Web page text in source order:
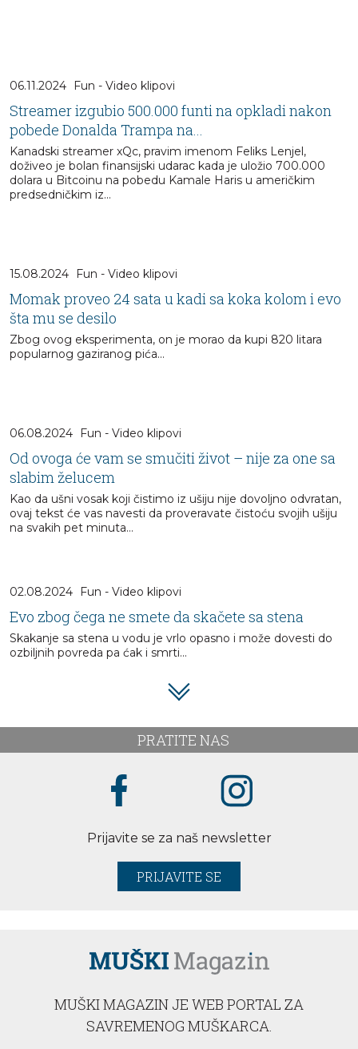
06.11.2024 Fun - Video klipovi
Streamer izgubio 500.000 funti na opkladi nakon
pobede Donalda Trampa na...
Kanadski streamer xQc, pravim imenom Feliks Lenjel,
doživeo je bolan finansijski udarac kada je uložio 700.000
dolara u Bitcoinu na pobedu Kamale Haris u američkim
predsedničkim iz...
15.08.2024 Fun - Video klipovi
Momak proveo 24 sata u kadi sa koka kolom i evo
šta mu se desilo
Zbog ovog eksperimenta, on je morao da kupi 820 litara
popularnog gaziranog pića...
06.08.2024 Fun - Video klipovi
Od ovoga će vam se smučiti život – nije za one sa
slabim želucem
Kao da ušni vosak koji čistimo iz ušiju nije dovoljno odvratan,
ovaj tekst će vas navesti da proveravate čistoću svojih ušiju
na svakih pet minuta…
02.08.2024 Fun - Video klipovi
Evo zbog čega ne smete da skačete sa stena
Skakanje sa stena u vodu je vrlo opasno i može dovesti do
ozbiljnih povreda pa ćak i smrti...
PRATITE NAS
Prijavite se za naš newsletter
PRIJAVITE SE
MUŠKI MAGAZIN JE WEB PORTAL ZA
SAVREMENOG MUŠKARCA.